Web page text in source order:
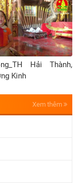
Hải Thành,
Kinh
Xem thêm